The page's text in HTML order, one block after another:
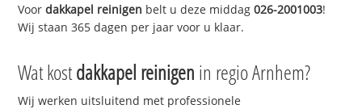
Voordakkapel reinigen belt u deze middag026-2001003!
Wij staan 365 dagen per jaar voor u klaar.
Wat kostdakkapel reinigen in regio Arnhem?
Wij werken uitsluitend met professionele